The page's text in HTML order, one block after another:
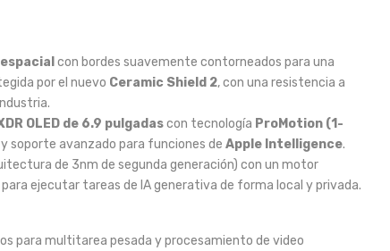
con bordes suavemente contorneados para una
por el nuevo Ceramic Shield 2, con una resistencia a
OLED de 6.9 pulgadascon tecnología ProMotion (1-
y soporte avanzado para funciones de Apple Intelligence.
de 3nm de segunda generación) con un motor
ejecutar tareas de IA generativa de forma local y privada.
para multitarea pesada y procesamiento de video